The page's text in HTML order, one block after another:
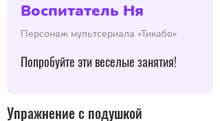
Воспитатель Ня
Персонаж мультсериала «Тикабо»
Попробуйте эти веселые занятия!
Упражнение с подушкой